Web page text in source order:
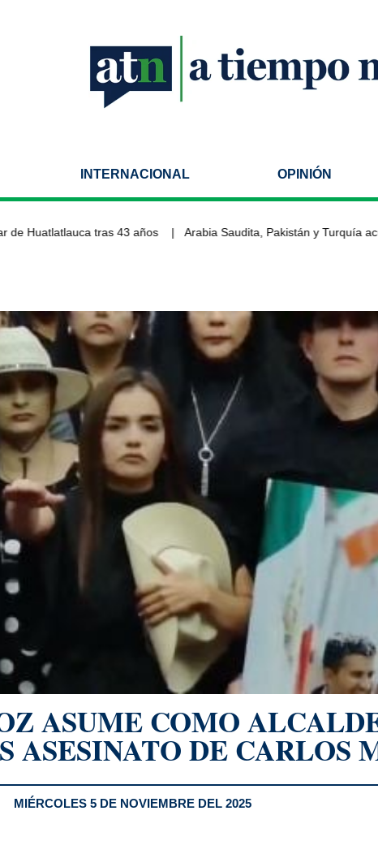
INTERNACIONAL OPINIÓN
tras 43 años Arabia Saudita, Pakistán y Turquía
ASUME COMO
ASESINATO DE CARLOS
MIÉRCOLES 5 DE NOVIEMBRE DEL 2025